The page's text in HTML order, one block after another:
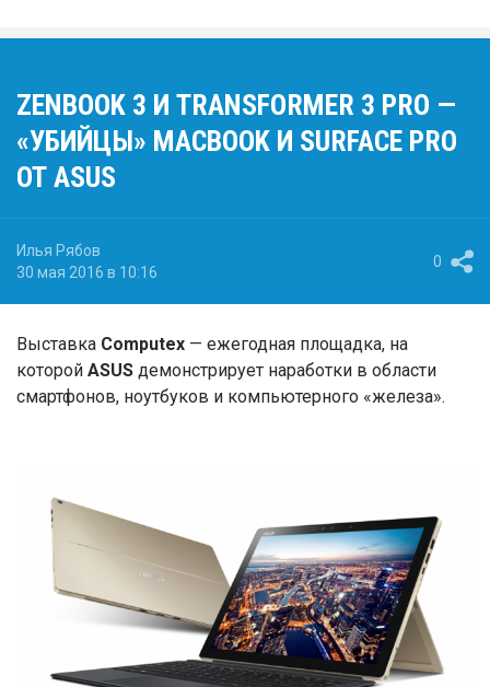
ZENBOOK 3 И TRANSFORMER 3 PRO —
«УБИЙЦЫ» MACBOOK И SURFACE PRO
ОТ ASUS
Илья Рябов
30 мая 2016 в 10:16
0
Выставка Computex — ежегодная площадка, на
которой ASUS демонстрирует наработки в области
смартфонов, ноутбуков и компьютерного «железа».